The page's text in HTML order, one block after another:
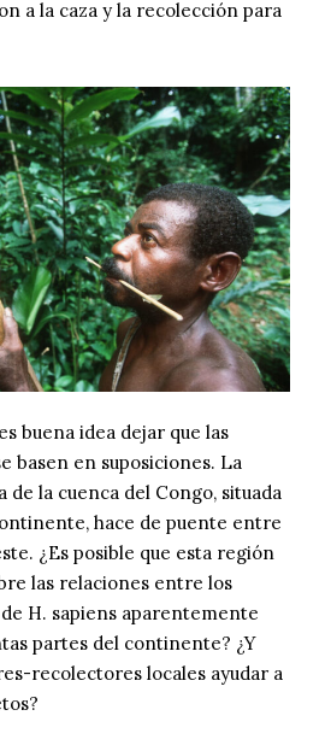
a la caza y la recolección para
buena idea dejar que las
basen en suposiciones. La
la cuenca del Congo, situada
hace de puente entre
¿Es posible que esta región
las relaciones entre los
H. sapiens aparentemente
partes del continente? ¿Y
recolectores locales ayudar a